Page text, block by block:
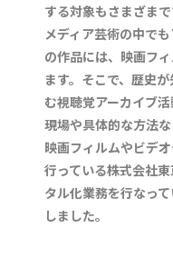
する対象もさまざまで
メディア芸術の中で
の作品には、映画フ
ます。そこで、歴史
む視聴覚アーカイブ
現場や具体的な方法な
映画フィルムやビデ
行っている株式会社
タル化業務を行なっ
しました。